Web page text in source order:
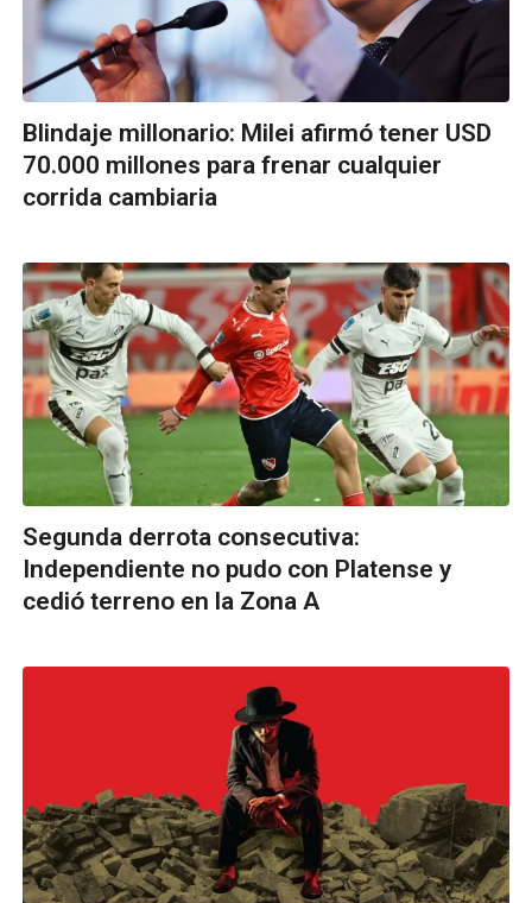
Blindaje millonario: Milei afirmó tener USD
70.000 millones para frenar cualquier
corrida cambiaria
Segunda derrota consecutiva:
Independiente no pudo con Platense y
cedió terreno en la Zona A